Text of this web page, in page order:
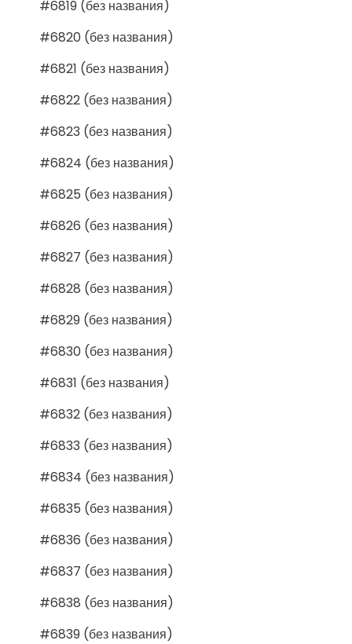
#6819 (без названия)
#6820 (без названия)
#6821 (без названия)
#6822 (без названия)
#6823 (без названия)
#6824 (без названия)
#6825 (без названия)
#6826 (без названия)
#6827 (без названия)
#6828 (без названия)
#6829 (без названия)
#6830 (без названия)
#6831 (без названия)
#6832 (без названия)
#6833 (без названия)
#6834 (без названия)
#6835 (без названия)
#6836 (без названия)
#6837 (без названия)
#6838 (без названия)
#6839 (без названия)